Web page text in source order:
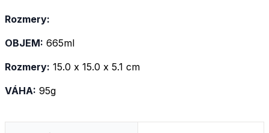
Rozmery:
OBJEM: 665ml
Rozmery: 15.0 x 15.0 x 5.1 cm
VÁHA: 95g